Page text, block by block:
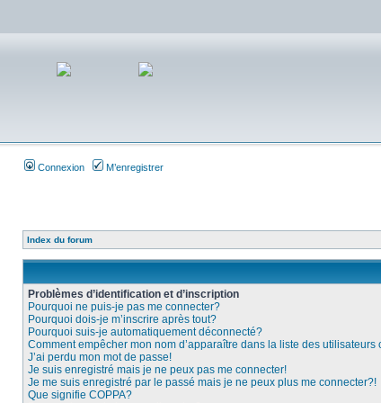
Connexion M’enregistrer
Index du forum
Problèmes d’identification et d’inscription
Pourquoi ne puis-je pas me connecter?
Pourquoi dois-je m’inscrire après tout?
Pourquoi suis-je automatiquement déconnecté?
Comment empêcher mon nom d’apparaître dans la liste des utilisateurs
J’ai perdu mon mot de passe!
Je suis enregistré mais je ne peux pas me connecter!
Je me suis enregistré par le passé mais je ne peux plus me connecter?!
Que signifie COPPA?